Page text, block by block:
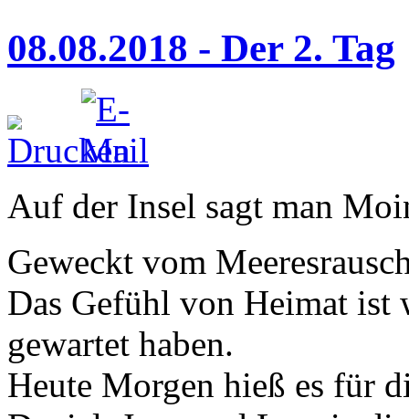
08.08.2018 - Der 2. Tag
Auf der Insel sagt man
Geweckt vom
Das Gefühl von Heimat ist
gewartet haben.
Heute Morgen hieß es für